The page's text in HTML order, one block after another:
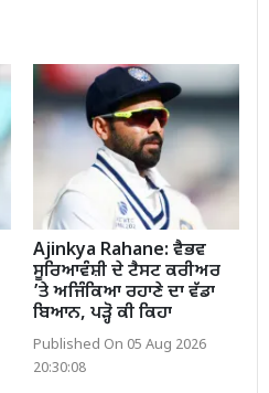
Ajinkya Rahane: ਵੈਭਵ
ਸੂਰਿਆਵੰਸ਼ੀ ਦੇ ਟੈਸਟ ਕਰੀਅਰ
’ਤੇ ਅਜਿੰਕਿਆ ਰਹਾਣੇ ਦਾ ਵੱਡਾ
ਬਿਆਨ, ਪੜ੍ਹੋ ਕੀ ਕਿਹਾ
Published On 05 Aug 2026
20:30:08